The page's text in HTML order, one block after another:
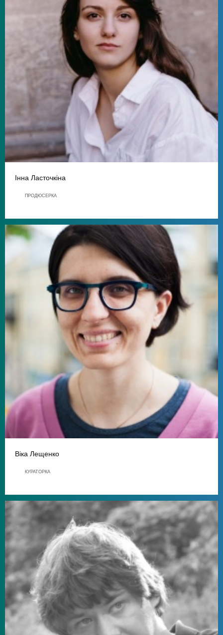
Інна Ласточкіна
ПРОДЮСЕРКА
Віка Лещенко
КУРАТОРКА